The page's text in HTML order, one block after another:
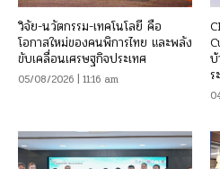
วิจัย-นวัตกรรม-เทคโนโลยี คือ
โอกาสใหม่ของคนพิการไทย และพลัง
ขับเคลื่อนเศรษฐกิจประเทศ
05/08/2026 | 11:16 am
ร